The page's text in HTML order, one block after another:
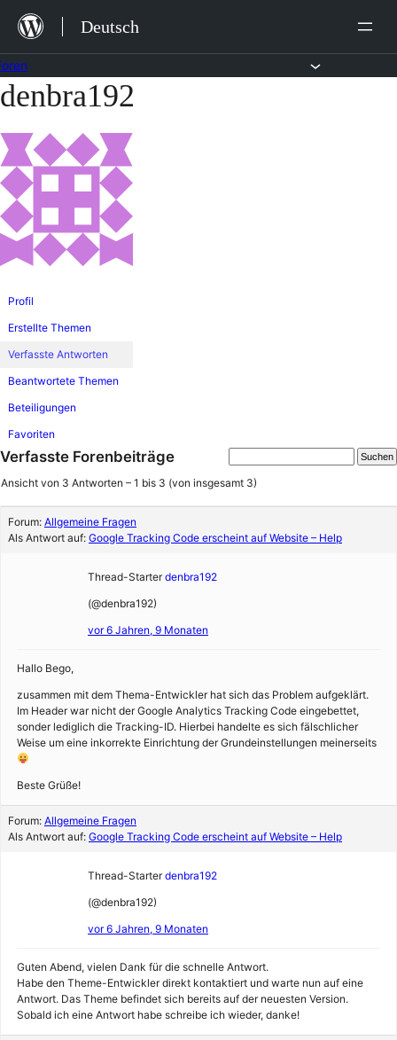
Zum
Inhalt
springen
Deutsch
Zum
springen
denbra192
Profil
Erstellte Themen
Verfasste Antworten
Beantwortete Themen
Beteiligungen
Favoriten
Verfasste Forenbeiträge
Ansicht von 3 Antworten – 1 bis 3 (von insgesamt 3)
Forum: Allgemeine Fragen
Als Antwort auf: Google Tracking Code erscheint auf Website – Help
Thread-Starter denbra192
(@denbra192)
vor 6 Jahren, 9 Monaten
Hallo Bego,
zusammen mit dem Thema-Entwickler hat sich das Problem aufgeklärt.
Im Header war nicht der Google Analytics Tracking Code eingebettet,
sonder lediglich die Tracking-ID. Hierbei handelte es sich fälschlicher
Weise um eine inkorrekte Einrichtung der Grundeinstellungen meinerseits
Beste Grüße!
Forum: Allgemeine Fragen
Als Antwort auf: Google Tracking Code erscheint auf Website – Help
Thread-Starter denbra192
(@denbra192)
vor 6 Jahren, 9 Monaten
Guten Abend, vielen Dank für die schnelle Antwort.
Habe den Theme-Entwickler direkt kontaktiert und warte nun auf eine
Antwort. Das Theme befindet sich bereits auf der neuesten Version.
Sobald ich eine Antwort habe schreibe ich wieder, danke!